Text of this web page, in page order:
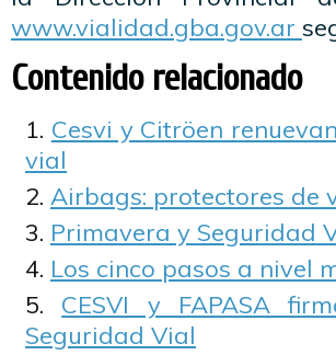
www.vialidad.gba.gov.ar
Contenido relacionado
Cesvi y Citröen
vial
Airbags: protectores de
Primavera y Seguridad
Los cinco pasos a nivel
CESVI y FAPASA
Seguridad Vial